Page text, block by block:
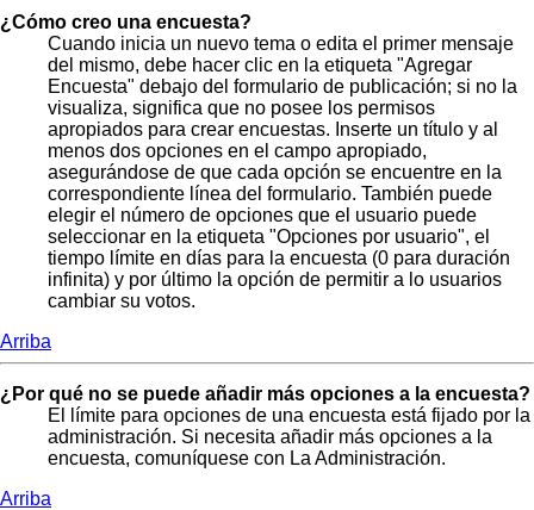
¿Cómo creo una encuesta?
Cuando inicia un nuevo tema o edita el primer mensaje
del mismo, debe hacer clic en la etiqueta "Agregar
Encuesta" debajo del formulario de publicación; si no la
visualiza, significa que no posee los permisos
apropiados para crear encuestas. Inserte un título y al
menos dos opciones en el campo apropiado,
asegurándose de que cada opción se encuentre en la
correspondiente línea del formulario. También puede
elegir el número de opciones que el usuario puede
seleccionar en la etiqueta "Opciones por usuario", el
tiempo límite en días para la encuesta (0 para duración
infinita) y por último la opción de permitir a lo usuarios
cambiar su votos.
Arriba
¿Por qué no se puede añadir más opciones a la encuesta?
El límite para opciones de una encuesta está fijado por la
administración. Si necesita añadir más opciones a la
encuesta, comuníquese con La Administración.
Arriba